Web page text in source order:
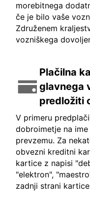
morebitnega
če je bilo vaše
Združenem
vozniškega
Plačilna
glavnega
predložiti
V primeru
dobroimetje na
prevzemu. Za
obvezni kreditni
kartice z napisi
"elektron",
zadnji strani